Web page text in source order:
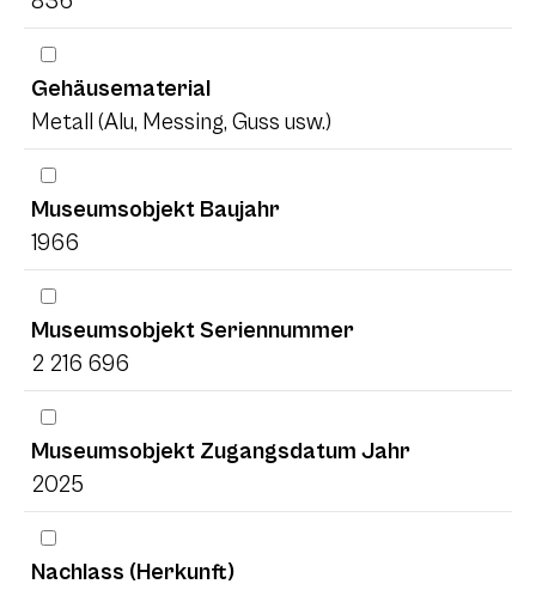
Gehäusematerial
Metall (Alu, Messing, Guss usw.)
Museumsobjekt Baujahr
1966
Museumsobjekt Seriennummer
2 216 696
Museumsobjekt Zugangsdatum Jahr
2025
Nachlass (Herkunft)